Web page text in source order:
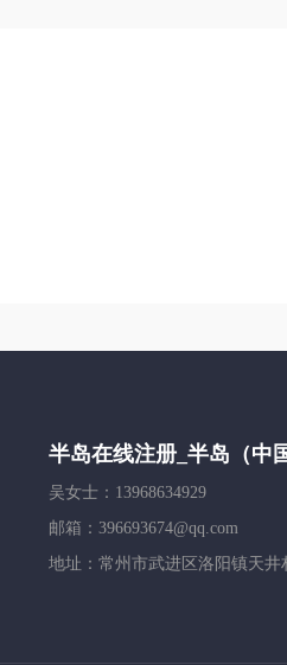
半岛在线注册_半岛（中
吴女士：13968634929
邮箱：396693674@qq.com
地址：常州市武进区洛阳镇天井